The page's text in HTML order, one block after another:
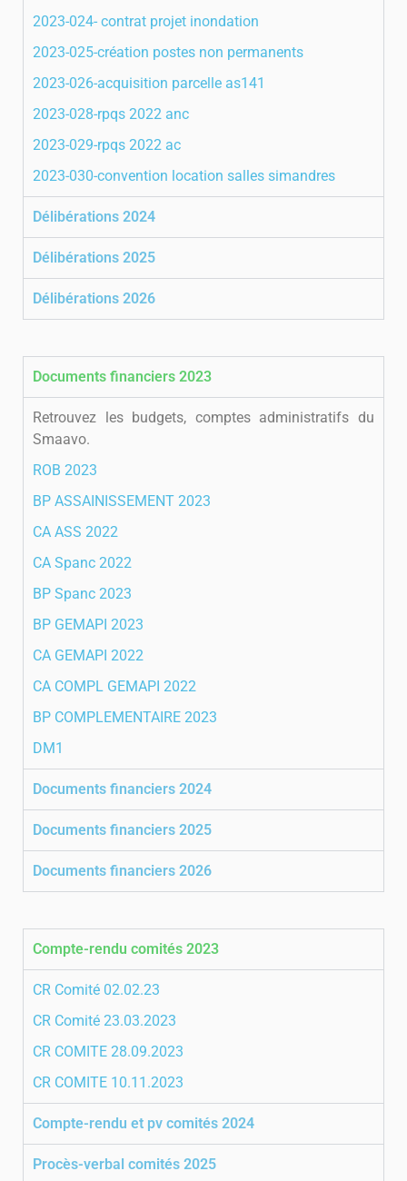
2023-024- contrat projet inondation
2023-025-création postes non permanents
2023-026-acquisition parcelle as141
2023-028-rpqs 2022 anc
2023-029-rpqs 2022 ac
2023-030-convention location salles simandres
Délibérations 2024
Délibérations 2025
Délibérations 2026
Documents financiers 2023
Retrouvez les budgets, comptes administratifs du
Smaavo.
ROB 2023
BP ASSAINISSEMENT 2023
CA ASS 2022
CA Spanc 2022
BP Spanc 2023
BP GEMAPI 2023
CA GEMAPI 2022
CA COMPL GEMAPI 2022
BP COMPLEMENTAIRE 2023
DM1
Documents financiers 2024
Documents financiers 2025
Documents financiers 2026
Compte-rendu comités 2023
CR Comité 02.02.23
CR Comité 23.03.2023
CR COMITE 28.09.2023
CR COMITE 10.11.2023
Compte-rendu et pv comités 2024
Procès-verbal comités 2025